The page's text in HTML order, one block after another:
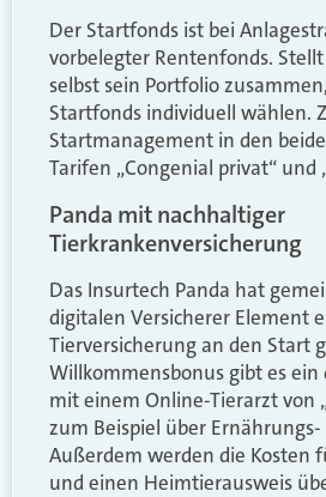
Der Startfonds ist bei
vorbelegter Rentenfonds.
selbst sein Portfolio
Startfonds individuell wählen.
Startmanagement in den
Tarifen „Congenial privat“ und
Panda mit nachhaltiger
Tierkrankenversicherung
Das Insurtech Panda hat
digitalen Versicherer Element
Tierversicherung an den Start
Willkommensbonus gibt es ein
mit einem Online-Tierarzt von
zum Beispiel über
Außerdem werden die Kosten
und einen Heimtierausweis